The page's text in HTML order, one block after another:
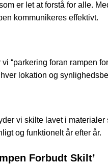
er let at forstå for alle.
kommunikeres effektivt.
“parkering foran rampen
lokation og
vi skilte lavet i
og funktionelt år efter år.
Forbudt Skilt’